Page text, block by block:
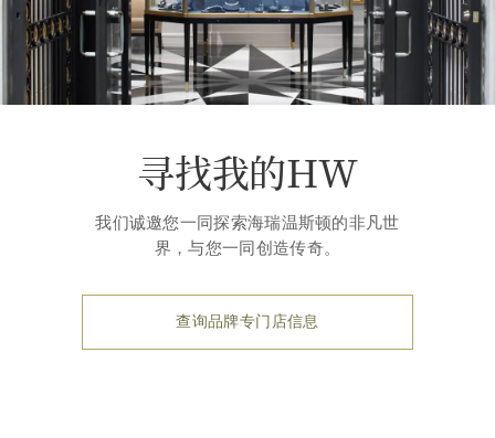
寻找我的HW
我们诚邀您一同探索海瑞温斯顿的非凡世
界，与您一同创造传奇。
查询品牌专门店信息